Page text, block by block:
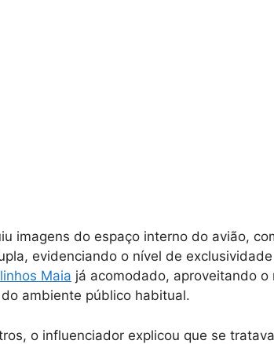
imagens do espaço interno do avião,
evidenciando o nível de
Maia já acomodado, aproveitando
ambiente público habitual.
o influenciador explicou que se